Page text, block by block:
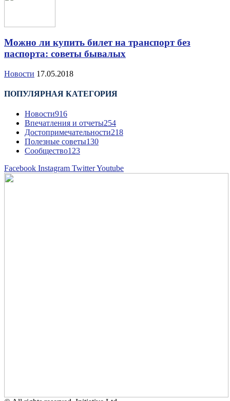
Можно ли купить билет на транспорт без
паспорта: советы бывалых
Новости 17.05.2018
ПОПУЛЯРНАЯ КАТЕГОРИЯ
Новости916
Впечатления и отчеты254
Достопримечательности218
Полезные советы130
Сообщество123
Facebook Instagram TwitterYoutube